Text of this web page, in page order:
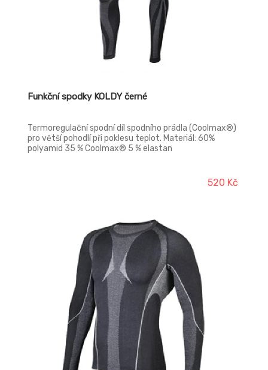
Funkční spodky KOLDY černé
Termoregulační spodní díl spodního prádla (Coolmax®)
pro větší pohodlí při poklesu teplot. Materiál: 60%
polyamid 35 % Coolmax® 5 % elastan
520 Kč